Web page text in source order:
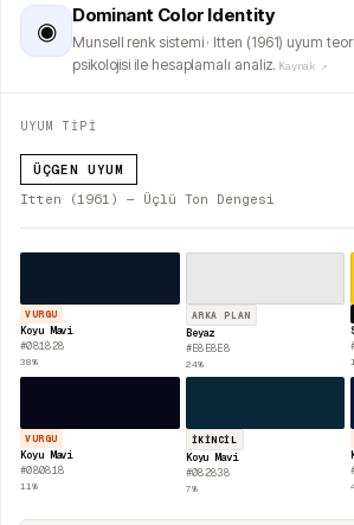
◉
Dominant Color Identity
Munsell renk sistemi · Itten (1961) uyum
psikolojisi ile hesaplamalı analiz. Kaynak ↗
UYUM TİPİ
ÜÇGEN UYUM
Itten (1961) — Üçlü Ton Dengesi
VURGU
Koyu Mavi
#081828
38%
ARKA PLAN
Beyaz
#E8E8E8
24%
VURGU
Koyu Mavi
#080818
11%
İKINCIL
Koyu Mavi
#082838
7%